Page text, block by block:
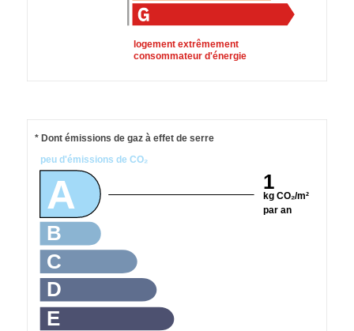
logement extrêmement
consommateur d'énergie
1
kg CO₂/m²
par an
A
B
C
D
E
peu d'émissions de CO₂
* Dont émissions de gaz à effet de serre